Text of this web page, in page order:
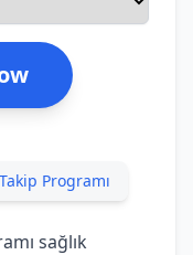
Programı
sağlık